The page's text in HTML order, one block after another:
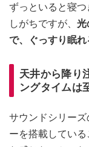
ずっといると寝
しがちですが、 光
で、ぐっすり眠れ
天井から降り
ングタイムは
サウンドシリー
ーを搭載してい